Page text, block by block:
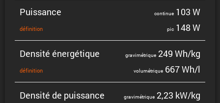
Puissance
défini­tion
continue 103 W
pic 148 W
Densité énergé­tique
défini­tion
gravi­mé­trique 249 Wh/kg
volumé­trique 667 Wh/l
Densité de puissance gravi­mé­trique 2,23 kW/kg